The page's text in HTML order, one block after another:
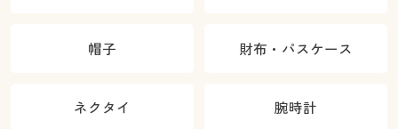
帽子 財布・パスケース
ネクタイ 腕時計